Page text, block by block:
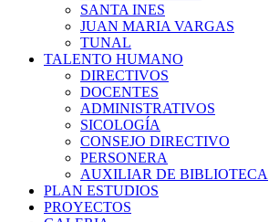
SANTA INES
JUAN MARIA VARGAS
TUNAL
TALENTO HUMANO
DIRECTIVOS
DOCENTES
ADMINISTRATIVOS
SICOLOGÍA
CONSEJO DIRECTIVO
PERSONERA
AUXILIAR DE BIBLIOTECA
PLAN ESTUDIOS
PROYECTOS